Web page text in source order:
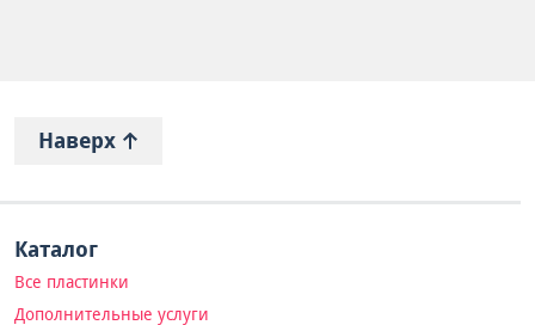
Наверх
Каталог
Все пластинки
Дополнительные услуги